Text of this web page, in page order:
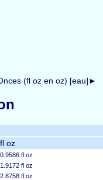
(fl oz en oz) [eau]►
fl oz
0.9586 fl oz
1.9172 fl oz
2.8758 fl oz